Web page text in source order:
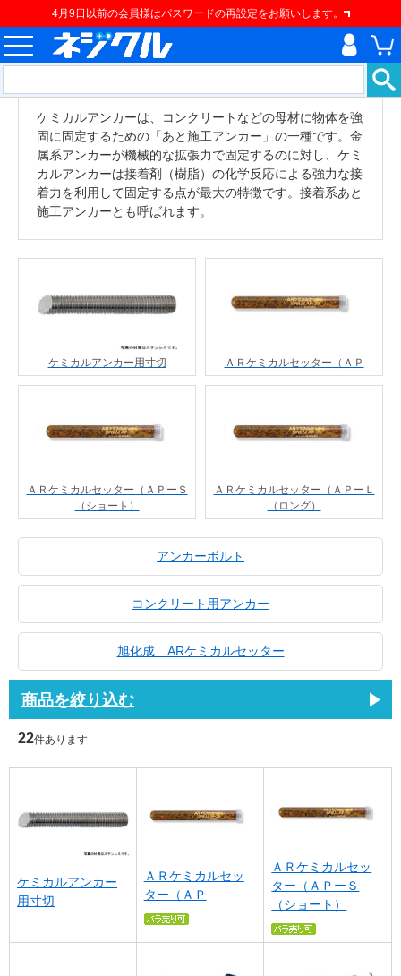
4月9日以前の会員様はパスワードの再設定をお願いします。
ケミカルアンカーは、コンクリートなどの母材に物体を強
固に固定するための「あと施工アンカー」の一種です。金
属系アンカーが機械的な拡張力で固定するのに対し、ケミ
カルアンカーは接着剤（樹脂）の化学反応による強力な接
着力を利用して固定する点が最大の特徴です。接着系あと
施工アンカーとも呼ばれます。
ケミカルアンカー用寸切 ＡＲケミカルセッター（ＡＰ
ＡＲケミカルセッター（ＡＰーＳ
（ショート）
ＡＲケミカルセッター（ＡＰーＬ
（ロング）
アンカーボルト
コンクリート用アンカー
旭化成 ARケミカルセッター
商品を絞り込む
22件あります
ケミカルアンカー
用寸切
ＡＲケミカルセッ
ター（ＡＰ
ＡＲケミカルセッ
ター（ＡＰーＳ
（ショート）